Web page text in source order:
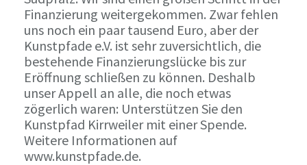
Finanzierung weitergekommen. Zwar fehlen
uns noch ein paar tausend Euro, aber der
Kunstpfade e.V. ist sehr zuversichtlich, die
bestehende Finanzierungslücke bis zur
Eröffnung schließen zu können. Deshalb
unser Appell an alle, die noch etwas
zögerlich waren: Unterstützen Sie den
Kunstpfad Kirrweiler mit einer Spende.
Weitere Informationen auf
www.kunstpfade.de.